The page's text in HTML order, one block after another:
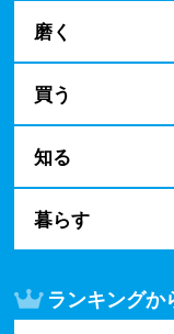
磨く
買う
知る
暮らす
ランキングか